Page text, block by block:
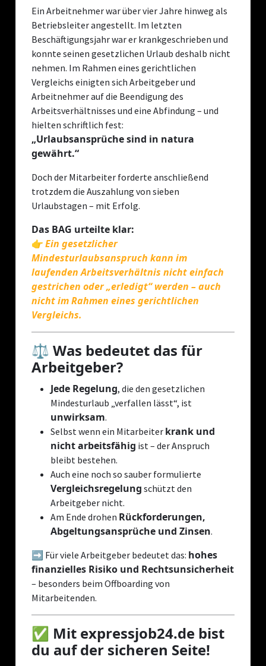
Ein Arbeitnehmer war über vier Jahre hinweg als
Betriebsleiter angestellt. Im letzten
Beschäftigungsjahr war er krankgeschrieben und
konnte seinen gesetzlichen Urlaub deshalb nicht
nehmen. Im Rahmen eines gerichtlichen
Vergleichs einigten sich Arbeitgeber und
Arbeitnehmer auf die Beendigung des
Arbeitsverhältnisses und eine Abfindung – und
hielten schriftlich fest:
„Urlaubsansprüche sind in natura
gewährt.“
Doch der Mitarbeiter forderte anschließend
trotzdem die Auszahlung von sieben
Urlaubstagen – mit Erfolg.
Das BAG urteilte klar:
👉 Ein gesetzlicher
Mindesturlaubsanspruch kann im
laufenden Arbeitsverhältnis nicht einfach
gestrichen oder „erledigt“ werden – auch
nicht im Rahmen eines gerichtlichen
Vergleichs.
⚖️ Was bedeutet das für
Arbeitgeber?
Jede Regelung, die den gesetzlichen
Mindesturlaub „verfallen lässt“, ist
unwirksam.
Selbst wenn ein Mitarbeiter krank und
nicht arbeitsfähig ist – der Anspruch
bleibt bestehen.
Auch eine noch so sauber formulierte
Vergleichsregelung schützt den
Arbeitgeber nicht.
Am Ende drohen Rückforderungen,
Abgeltungsansprüche und Zinsen.
➡️ Für viele Arbeitgeber bedeutet das: hohes
finanzielles Risiko und Rechtsunsicherheit
– besonders beim Offboarding von
Mitarbeitenden.
✅ Mit expressjob24.de bist
du auf der sicheren Seite!